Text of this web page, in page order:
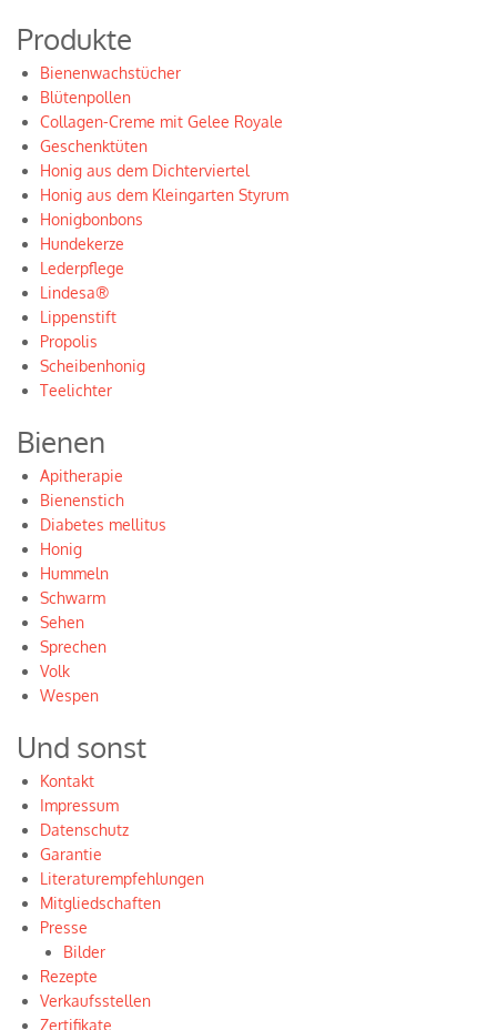
Produkte
Bienenwachstücher
Blütenpollen
Collagen-Creme mit Gelee Royale
Geschenktüten
Honig aus dem Dichterviertel
Honig aus dem Kleingarten Styrum
Honigbonbons
Hundekerze
Lederpflege
Lindesa®
Lippenstift
Propolis
Scheibenhonig
Teelichter
Bienen
Apitherapie
Bienenstich
Diabetes mellitus
Honig
Hummeln
Schwarm
Sehen
Sprechen
Volk
Wespen
Und sonst
Kontakt
Impressum
Datenschutz
Garantie
Literaturempfehlungen
Mitgliedschaften
Presse
Bilder
Rezepte
Verkaufsstellen
Zertifikate